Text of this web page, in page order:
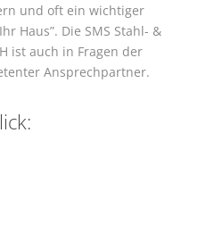
und oft ein wichtiger
Haus”. Die SMS Stahl- &
ist auch in Fragen der
Ansprechpartner.